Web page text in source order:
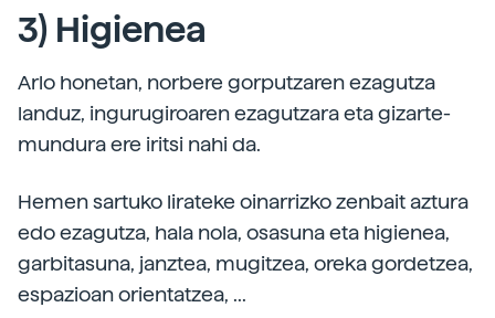
3) Higienea
Arlo honetan, norbere gorputzaren ezagutza
landuz, ingurugiroaren ezagutzara eta gizarte-
mundura ere iritsi nahi da.
Hemen sartuko lirateke oinarrizko zenbait aztura
edo ezagutza, hala nola, osasuna eta higienea,
garbitasuna, janztea, mugitzea, oreka gordetzea,
espazioan orientatzea, ...